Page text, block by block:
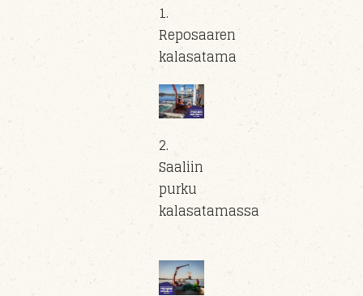
1.
Reposaaren
kalasatama
2.
Saaliin
purku
kalasatamassa